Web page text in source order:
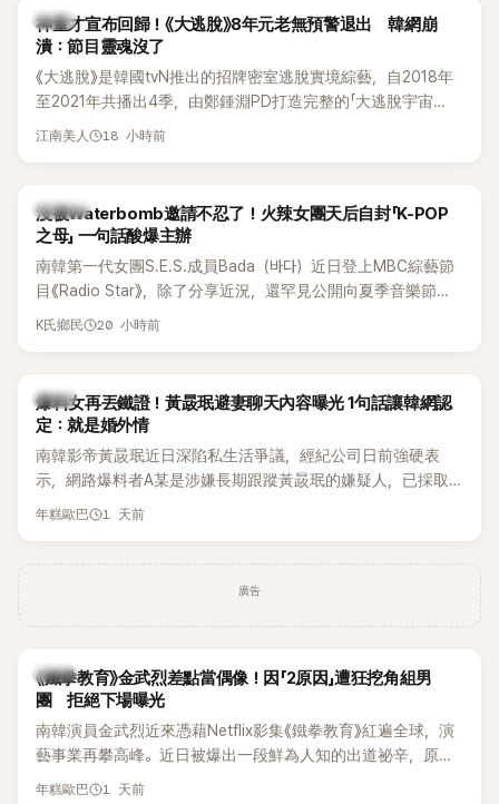
熱議。 2日播出的 SBS 綜藝節目《我的經紀人太難搞－秘書
鎮》，邀請同時兼顧工作與育兒的演藝圈代表「媽媽群」——李智
惠、李賢怡、李恩亨，以第13位「My Star」身分登場，分享最真
實的生活日常。 節目一開始，李瑞鎮 率先與李智惠會合，兩人
邊搭車邊聊天，氣氛輕鬆。聊到最近的新聞，李瑞鎮突然直球
發問：「妳不是上新聞了？說妳去做整形？是人中縮短手術嗎？」
延燒到過去的爭議。李瑞鎮脫口補刀：「妳以前不是還在游泳池
開過記者會？」直接點名她當年的風波。李智惠聽了忍不住笑
說：「哥怎麼連這個都知道？」李瑞鎮則回嘴：「那時候新聞鬧那
麼大，不知道才奇怪吧。」一來一往，氣氛反而更加輕鬆。 談到
當年情況，李智惠終於鬆口坦言，當時確實被質疑動過隆胸手
術。她回憶：「拍了比基尼照片之後，就開始被說是不是去隆乳
了。」為了澄清誤會，她只好親自站出來說清楚。 李智惠進一步
想，既然一直說我有做，那我乾脆把腋下給大家看，證明我根
本沒動過。」一句話說完，全場瞬間炸鍋，來賓又驚又笑。 事實
上，早在 2006 年，李智惠就為了證明自己沒有「隆乳」，真的
召開了一場泳裝記者招待會。當時她穿著比基尼站在一排攝影
這段為平息爭議、直接公開腋下畫面自證清白的往事再度被提
《脫掉鞋子恢單4Men》 中，親自公開那張當年引發話題的「腋下
比基尼照」，再次重提這段至今仍被粉絲視為黑歷史代表作的事
員身分出道，該團在 2000 年代初期紅極一時，由李智惠、徐
智英兩位女成員，以及張錫炫、Chris Kim 兩位男成員組成。不
過後來爆出長達四年的團內霸凌風波，甚至傳出徐智英母親對
李智惠言語辱罵、動手等爭議，最終團體於 2002 年解散。 團
體解散後，李智惠轉型 solo，靠著綜藝與歌唱實力持續活躍演
藝圈。據悉，她當年能加入 S#arp，也與 李尚敏 的賞識有關。
韓星
神童才宣布回歸！《大逃脫》8年元老無預警退出 韓網崩
潰：節目靈魂沒了
《大逃脫》是韓國tvN推出的招牌密室逃脫實境綜藝，自2018年
至2021年共播出4季，由鄭鍾淵PD打造完整的「大逃脫宇宙
（DTCU）」，憑藉燒腦劇情、電影級場景與龐大世界觀，累積
江南美人 18 小時前
K-POP
沒被Waterbomb邀請不忍了！火辣女團天后自封「K-POP
之母」 一句話酸爆主辦
南韓第一代女團S.E.S.成員Bada（바다）近日登上MBC綜藝節
目《Radio Star》，除了分享近況，還罕見公開向夏季音樂節
Waterbomb喊話，笑稱自己至今從未受邀演出，更幽默表示：
K氏鄉民 20 小時前
韓星
爆料女再丟鐵證！黃晸珉避妻聊天內容曝光 1句話讓韓網認
定：就是婚外情
南韓影帝黃晸珉近日深陷私生活爭議，經紀公司日前強硬表
示，網路爆料者A某是涉嫌長期跟蹤黃晸珉的嫌疑人，已採取
法律行動。不過，A某並未因此停止發聲，5日再度透過社群平
年糕歐巴 1 天前
廣告
韓星
《鐵拳教育》金武烈差點當偶像！因「2原因」遭狂挖角組男
團 拒絕下場曝光
南韓演員金武烈近來憑藉Netflix影集《鐵拳教育》紅遍全球，演
藝事業再攀高峰。近日被爆出一段鮮為人知的出道祕辛，原來
他當年差點不是以演員身分出道，而是成為男團偶像的一員。
年糕歐巴 1 天前